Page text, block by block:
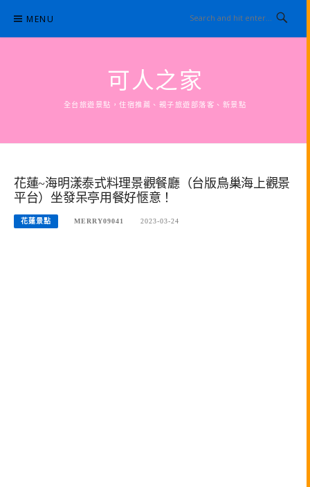
content
MENU
可人之家
全台旅遊景點，住宿推薦、親子旅遊部落客、新景點
花蓮~海明漾泰式料理景觀餐廳（台版鳥巢海上觀景
平台）坐發呆亭用餐好愜意！
花蓮景點 MERRY09041 2023-03-24